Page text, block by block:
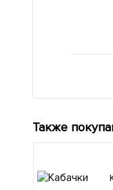
Также